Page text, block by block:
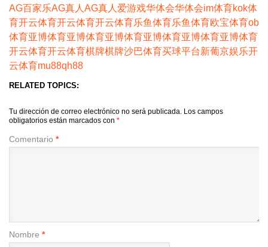
AG百家乐AG真人 AG真人 爱游戏华体会华体会im体育kok体
育开云体育开云体育开云体育乐鱼体育乐鱼体育欧宝体育ob
体育亚博体育亚博体育亚博体育亚博体育亚博体育亚博体育
开云体育开云体育棋牌棋牌沙巴体育买球平台新葡京娱乐开
云体育mu88qh88
RELATED TOPICS:
Tu dirección de correo electrónico no será publicada. Los campos
obligatorios están marcados con *
Comentario *
Nombre *